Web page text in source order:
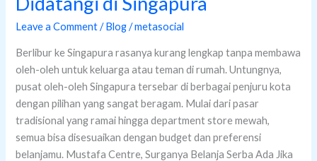
Leave a Comment /Blog/metasocial
Berlibur ke Singapura rasanya kurang lengkap tanpa membawa
oleh-oleh untuk keluarga atau teman di rumah. Untungnya,
pusat oleh-oleh Singapura tersebar di berbagai penjuru kota
dengan pilihan yang sangat beragam. Mulai dari pasar
tradisional yang ramai hingga department store mewah,
semua bisa disesuaikan dengan budget dan preferensi
belanjamu. Mustafa Centre, Surganya Belanja Serba Ada Jika